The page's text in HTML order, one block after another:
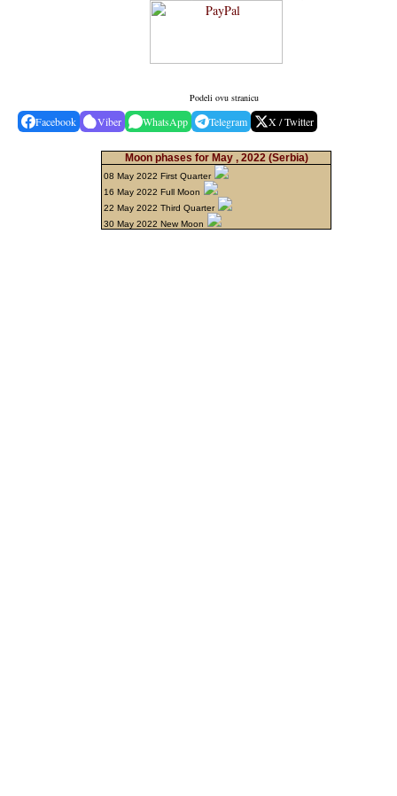
Podeli ovu stranicu
Facebook Viber WhatsApp Telegram X / Twitter
Moon phases for May , 2022 (Serbia)
08 May 2022 First Quarter
16 May 2022 Full Moon
22 May 2022 Third Quarter
30 May 2022 New Moon